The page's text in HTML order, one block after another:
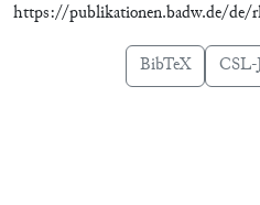
https://publikationen.badw.de/de/
BibTeX CSL-